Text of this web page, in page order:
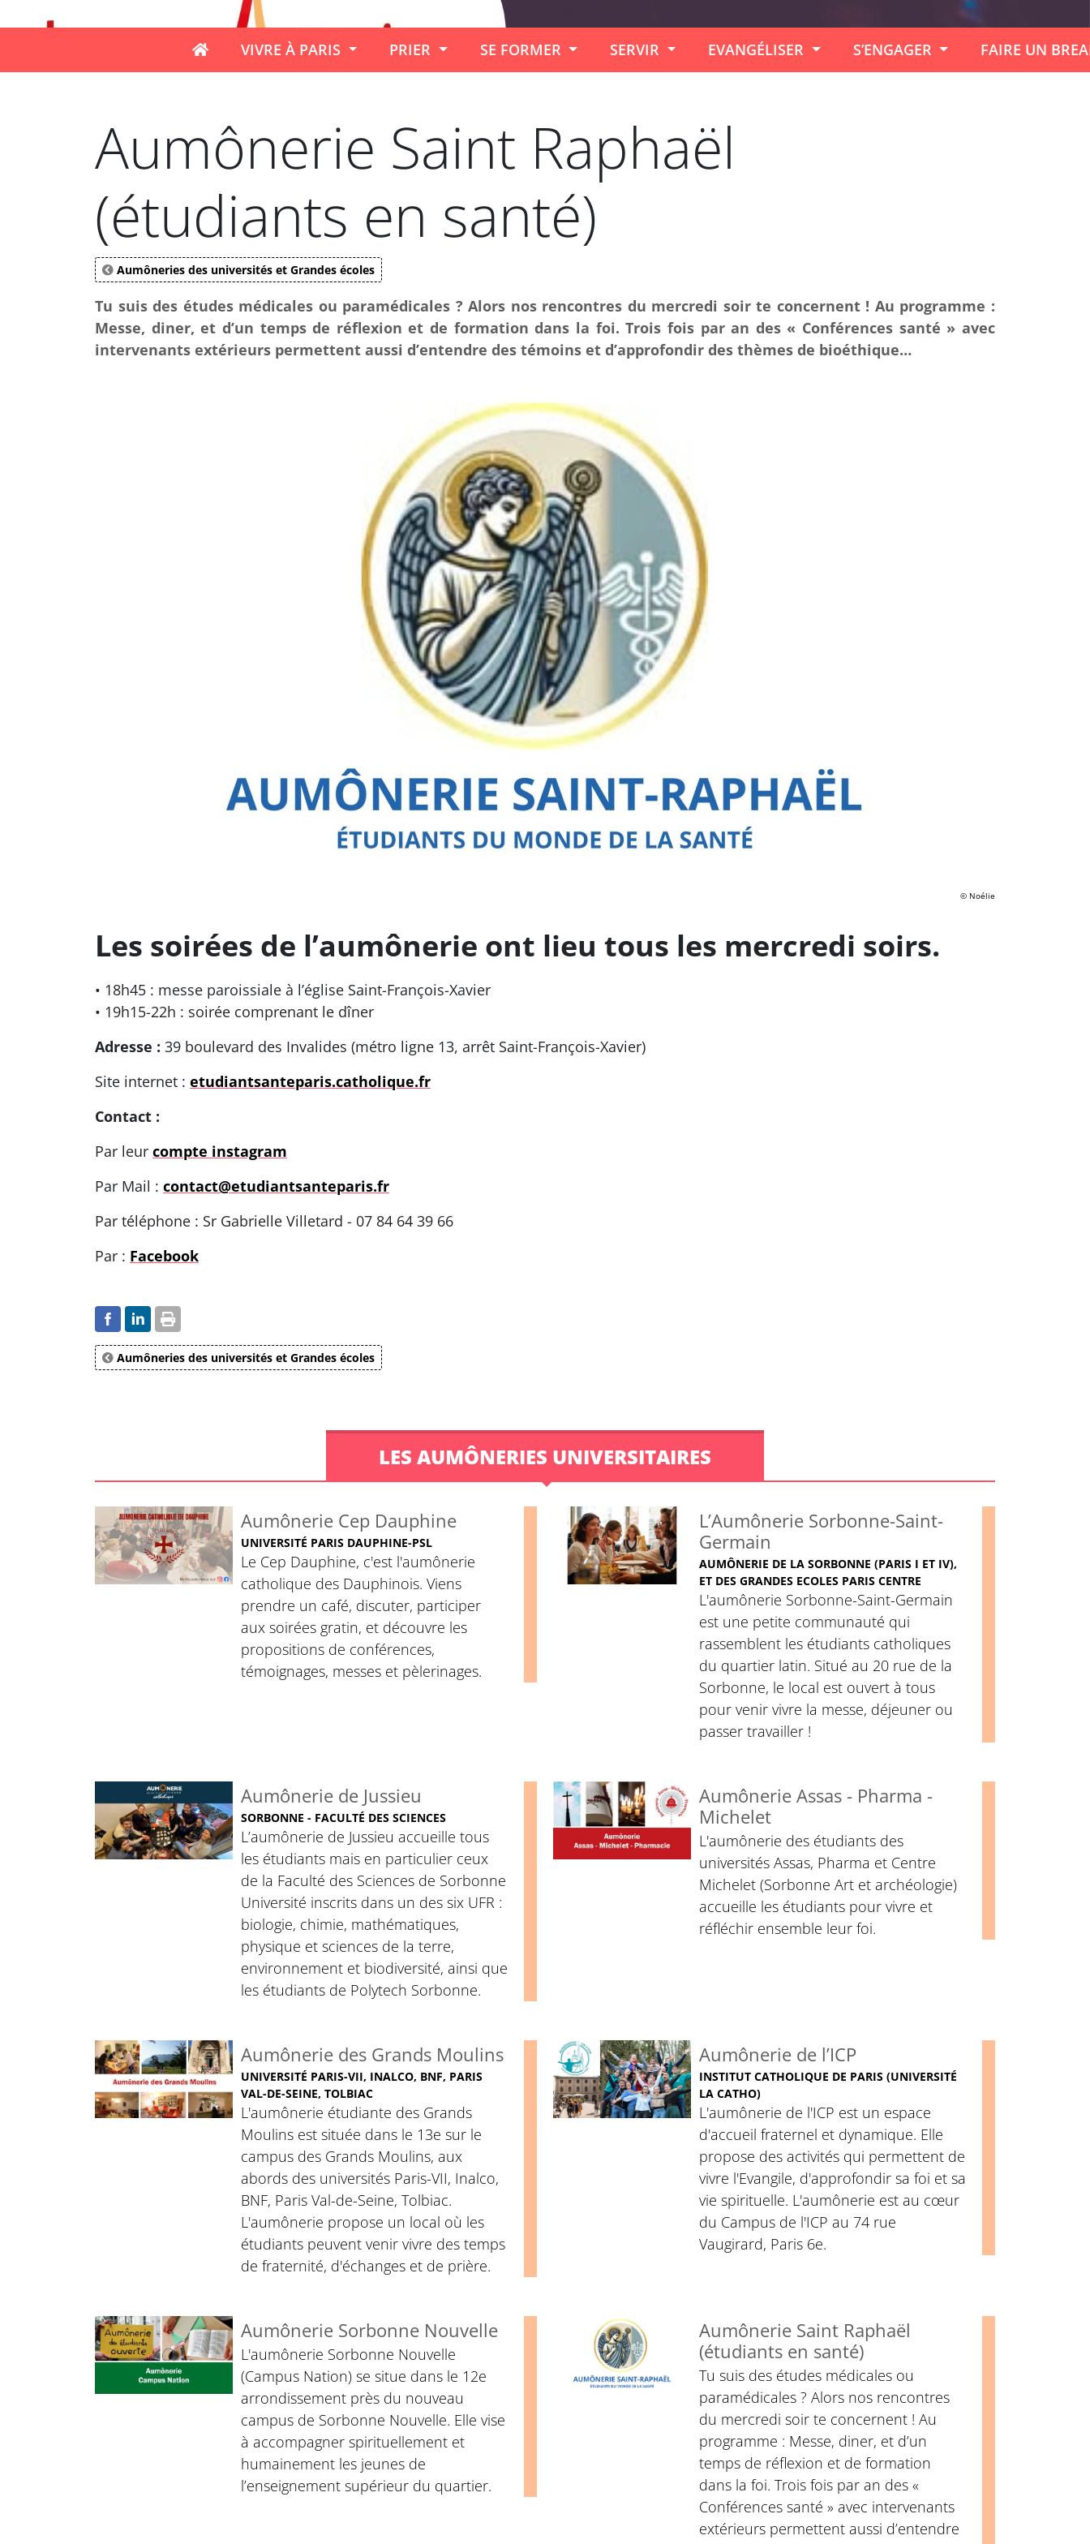
VIVRE À PARIS PRIER SE FORMER SERVIR EVANGÉLISER S’ENGAGER FAIRE UN
Aumônerie Saint Raphaël
(étudiants en santé)
Aumôneries des universités et Grandes écoles
Tu suis des études médicales ou paramédicales ? Alors nos rencontres du mercredi soir te concernent ! Au programme :
Messe, diner, et d’un temps de réflexion et de formation dans la foi. Trois fois par an des « Conférences santé » avec
intervenants extérieurs permettent aussi d’entendre des témoins et d’approfondir des thèmes de bioéthique…
© Noélie
Les soirées de l’aumônerie ont lieu tous les mercredi soirs.
• 18h45 : messe paroissiale à l’église Saint-François-Xavier
• 19h15-22h : soirée comprenant le dîner
Adresse : 39 boulevard des Invalides (métro ligne 13, arrêt Saint-François-Xavier)
Site internet : etudiantsanteparis.catholique.fr
Contact :
Par leur compte instagram
Par Mail : contact@etudiantsanteparis.fr
Par téléphone : Sr Gabrielle Villetard - 07 84 64 39 66
Par : Facebook
Aumôneries des universités et Grandes écoles
LES AUMÔNERIES UNIVERSITAIRES
Aumônerie Cep Dauphine
UNIVERSITÉ PARIS DAUPHINE-PSL
Le Cep Dauphine, c'est l'aumônerie
catholique des Dauphinois. Viens
prendre un café, discuter, participer
aux soirées gratin, et découvre les
propositions de conférences,
témoignages, messes et pèlerinages.
L’Aumônerie Sorbonne-Saint-
Germain
AUMÔNERIE DE LA SORBONNE (PARIS I ET IV),
ET DES GRANDES ECOLES PARIS CENTRE
L'aumônerie Sorbonne-Saint-Germain
est une petite communauté qui
rassemblent les étudiants catholiques
du quartier latin. Situé au 20 rue de la
Sorbonne, le local est ouvert à tous
pour venir vivre la messe, déjeuner ou
passer travailler !
Aumônerie de Jussieu
SORBONNE - FACULTÉ DES SCIENCES
L’aumônerie de Jussieu accueille tous
les étudiants mais en particulier ceux
de la Faculté des Sciences de Sorbonne
Université inscrits dans un des six UFR :
biologie, chimie, mathématiques,
physique et sciences de la terre,
environnement et biodiversité, ainsi que
les étudiants de Polytech Sorbonne.
Aumônerie Assas - Pharma -
Michelet
L'aumônerie des étudiants des
universités Assas, Pharma et Centre
Michelet (Sorbonne Art et archéologie)
accueille les étudiants pour vivre et
réfléchir ensemble leur foi.
Aumônerie des Grands Moulins
UNIVERSITÉ PARIS-VII, INALCO, BNF, PARIS
VAL-DE-SEINE, TOLBIAC
L'aumônerie étudiante des Grands
Moulins est située dans le 13e sur le
campus des Grands Moulins, aux
abords des universités Paris-VII, Inalco,
BNF, Paris Val-de-Seine, Tolbiac.
L'aumônerie propose un local où les
étudiants peuvent venir vivre des temps
de fraternité, d'échanges et de prière.
Aumônerie de l’ICP
INSTITUT CATHOLIQUE DE PARIS (UNIVERSITÉ
LA CATHO)
L'aumônerie de l'ICP est un espace
d'accueil fraternel et dynamique. Elle
propose des activités qui permettent de
vivre l'Evangile, d'approfondir sa foi et sa
vie spirituelle. L'aumônerie est au cœur
du Campus de l'ICP au 74 rue
Vaugirard, Paris 6e.
Aumônerie Sorbonne Nouvelle
L'aumônerie Sorbonne Nouvelle
(Campus Nation) se situe dans le 12e
arrondissement près du nouveau
campus de Sorbonne Nouvelle. Elle vise
à accompagner spirituellement et
humainement les jeunes de
l’enseignement supérieur du quartier.
Aumônerie Saint Raphaël
(étudiants en santé)
Tu suis des études médicales ou
paramédicales ? Alors nos rencontres
du mercredi soir te concernent ! Au
programme : Messe, diner, et d’un
temps de réflexion et de formation
dans la foi. Trois fois par an des «
Conférences santé » avec intervenants
extérieurs permettent aussi d’entendre